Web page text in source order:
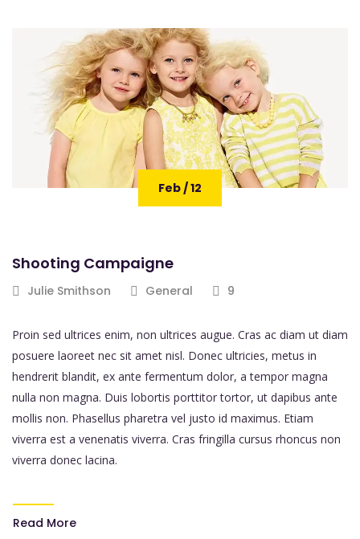
Feb / 12
Shooting Campaigne
Julie Smithson General 9
Proin sed ultrices enim, non ultrices augue. Cras ac diam ut diam
posuere laoreet nec sit amet nisl. Donec ultricies, metus in
hendrerit blandit, ex ante fermentum dolor, a tempor magna
nulla non magna. Duis lobortis porttitor tortor, ut dapibus ante
mollis non. Phasellus pharetra vel justo id maximus. Etiam
viverra est a venenatis viverra. Cras fringilla cursus rhoncus non
viverra donec lacina.
Read More